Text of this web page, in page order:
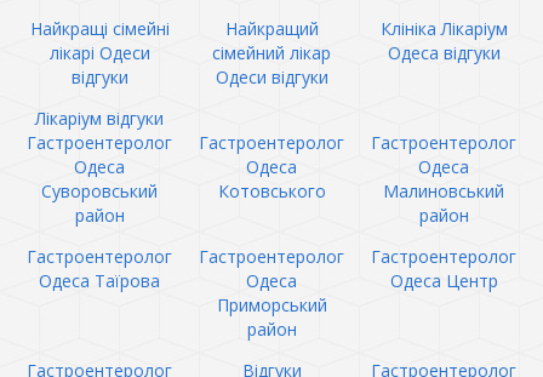
Найкращі сімейні
лікарі Одеси
відгуки
Найкращий
сімейний лікар
Одеси відгуки
Клініка Лікаріум
Одеса відгуки
Лікаріум відгуки
Гастроентеролог
Одеса
Суворовський
район
Гастроентеролог
Одеса
Котовського
Гастроентеролог
Одеса
Малиновський
район
Гастроентеролог
Одеса Таїрова
Гастроентеролог
Одеса
Приморський
район
Гастроентеролог
Одеса Центр
Гастроентеролог Відгуки Гастроентеролог